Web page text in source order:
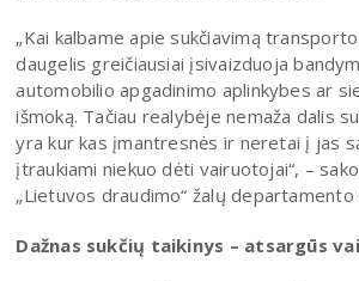
„Kai kalbame apie sukčiavimą
daugelis greičiausiai įsivaizduoja
automobilio apgadinimo aplinkybes ar
išmoką. Tačiau realybėje nemaža dalis
yra kur kas įmantresnės ir neretai į jas
įtraukiami niekuo dėti vairuotojai“, –
„Lietuvos draudimo“ žalų departamento
Dažnas sukčių taikinys – atsargūs